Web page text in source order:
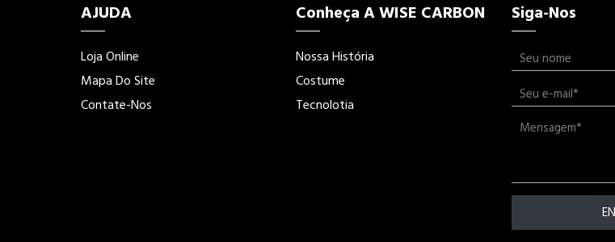
AJUDA
Loja Online
Mapa Do Site
Contate-Nos
Conheça A WISE CARBON
Nossa História
Costume
Tecnolotia
Siga-Nos